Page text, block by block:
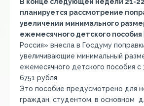
планируется рассмотрение
увеличении минимального
ежемесячного детского пособия
Россия» внесла в Госдуму
увеличивающие минимальный
ежемесячного детского пособия с
6751 рубля.
Это пособие предусмотрено для
граждан, студентом, в основном